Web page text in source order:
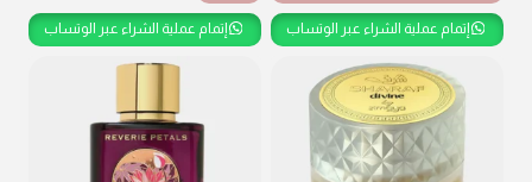
إتمام عملية الشراء عبر الوتساب إتمام عملية الشراء عبر الوتساب